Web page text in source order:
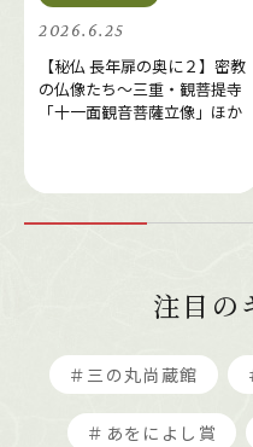
2026.6.25
【秘仏 長年扉の奥に２】密教
の仏像たち～三重・観菩提寺
「十一面観音菩薩立像」ほか
注目の
＃三の丸尚蔵館
＃あをによし賞